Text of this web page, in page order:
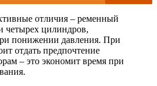
отличия – ременный
четырех цилиндров,
понижении давления. При
отдать предпочтение
– это экономит время при